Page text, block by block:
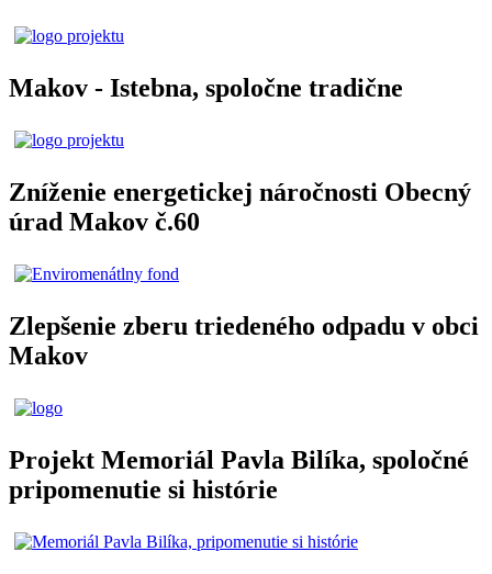
Makov - Istebna, spoločne tradične
Zníženie energetickej náročnosti Obecný
úrad Makov č.60
Zlepšenie zberu triedeného odpadu v obci
Makov
Projekt Memoriál Pavla Bilíka, spoločné
pripomenutie si histórie